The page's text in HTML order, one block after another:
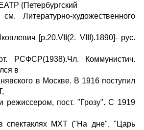
(Петербургский
Литературно-художественного
[p.20.VII(2. VIII).1890]- рус.
РСФСР(1938).Чл. Коммунистич.
в
в Москве. В 1916 поступил
режиссером, пост. "Грозу". С 1919
спектаклях МХТ ("На дне", "Царь